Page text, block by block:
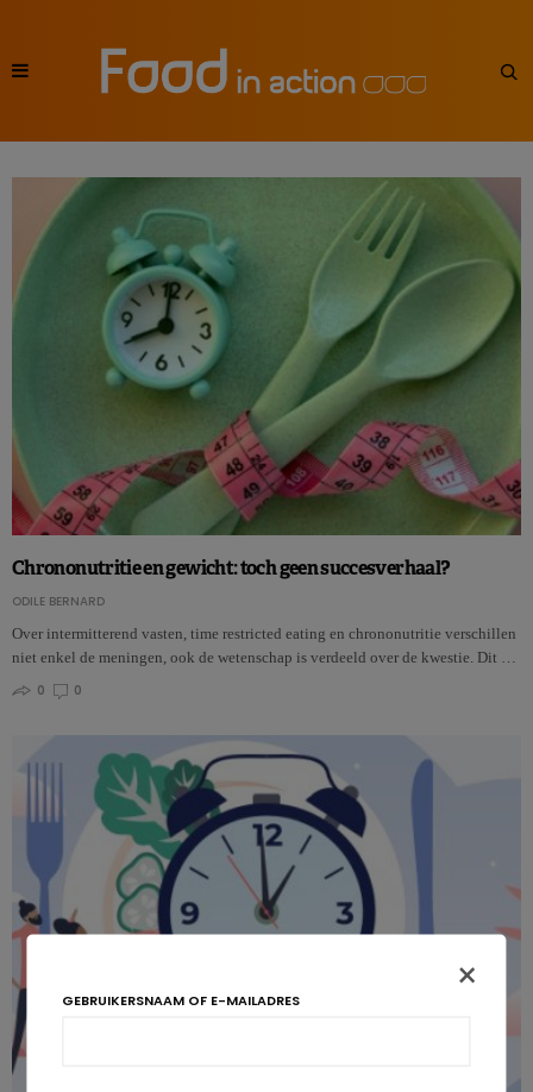
Chrononutritie en gewicht: toch geen succesverhaal?
ODILE BERNARD
Over intermitterend vasten, time restricted eating en chrononutritie verschillen
niet enkel de meningen, ook de wetenschap is verdeeld over de kwestie. Dit …
0
0
×
GEBRUIKERSNAAM OF E-MAILADRES